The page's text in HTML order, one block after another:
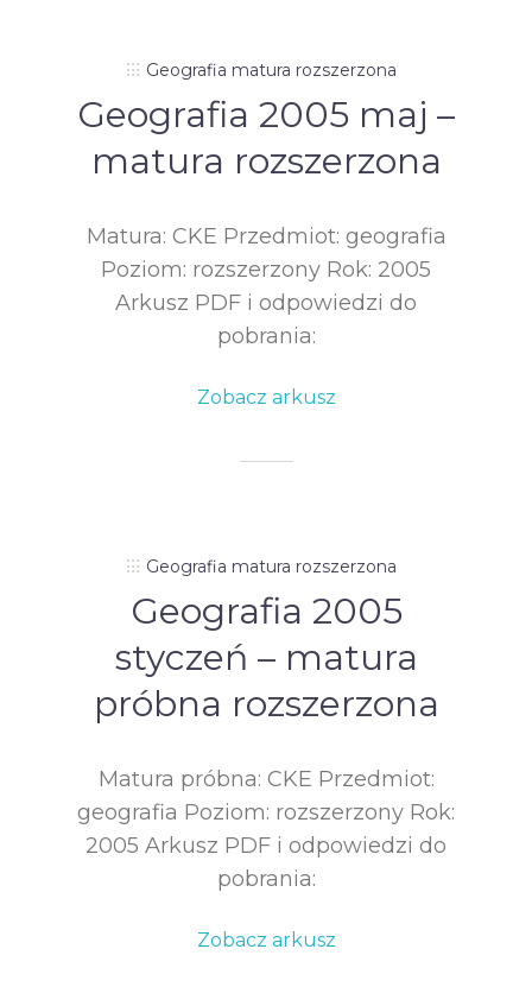
Geografia matura rozszerzona
Geografia 2005 maj –
matura rozszerzona
Matura: CKE Przedmiot: geografia
Poziom: rozszerzony Rok: 2005
Arkusz PDF i odpowiedzi do
pobrania:
Zobacz arkusz
Geografia matura rozszerzona
Geografia 2005
styczeń – matura
próbna rozszerzona
Matura próbna: CKE Przedmiot:
geografia Poziom: rozszerzony Rok:
2005 Arkusz PDF i odpowiedzi do
pobrania:
Zobacz arkusz